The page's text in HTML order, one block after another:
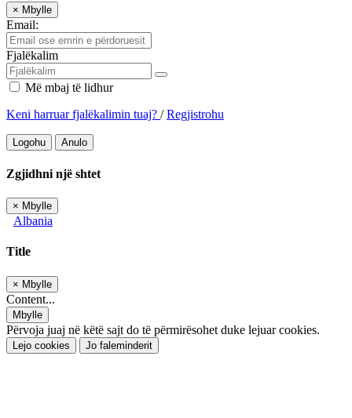
× Mbylle
Email:
Fjalëkalim
Më mbaj të lidhur
Keni harruar fjalëkalimin tuaj? /Regjistrohu
Logohu Anulo
Zgjidhni një shtet
× Mbylle
Albania
Title
× Mbylle
Content...
Mbylle
Përvoja juaj në këtë sajt do të përmirësohet duke lejuar cookies.
Lejo cookies Jo faleminderit